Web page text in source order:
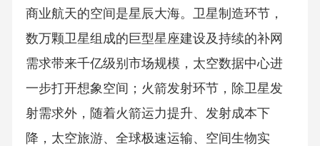
商业航天的空间是星辰大海。卫星制造环节，
数万颗卫星组成的巨型星座建设及持续的补网
需求带来千亿级别市场规模，太空数据中心进
一步打开想象空间；火箭发射环节，除卫星发
射需求外，随着火箭运力提升、发射成本下
降，太空旅游、全球极速运输、空间生物实